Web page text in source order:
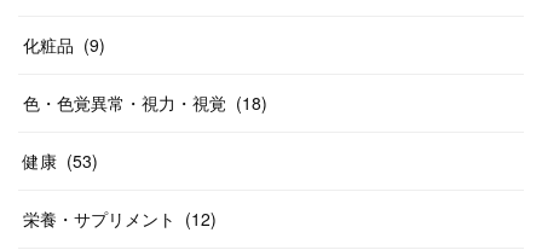
化粧品 (9)
色・色覚異常・視力・視覚 (18)
健康 (53)
栄養・サプリメント (12)